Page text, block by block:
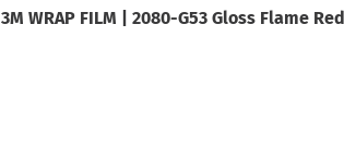
3M WRAP FILM | 2080-G53 Gloss Flame Red